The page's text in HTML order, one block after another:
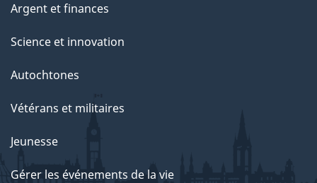
Argent et finances
Science et innovation
Autochtones
Vétérans et militaires
Jeunesse
Gérer les événements de la vie